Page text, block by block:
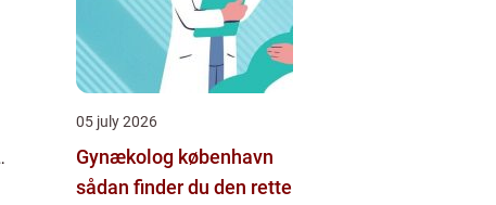
05 july 2026
Gynækolog københavn
sådan finder du den rette